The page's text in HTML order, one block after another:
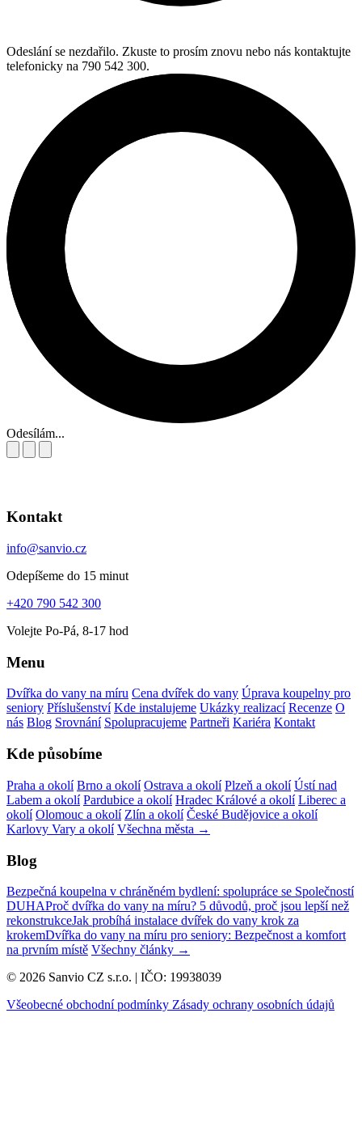
Odeslání se nezdařilo. Zkuste to prosím znovu nebo nás kontaktujte
telefonicky na 790 542 300.
Odesílám...
Kontakt
info@sanvio.cz
Odepíšeme do 15 minut
+420 790 542 300
Volejte Po-Pá, 8-17 hod
Menu
Dvířka do vany na míru Cena dvířek do vany Úprava koupelny pro
seniory Příslušenství Kde instalujeme Ukázky realizací Recenze O
nás Blog Srovnání Spolupracujeme Partneři Kariéra Kontakt
Kde působíme
Praha a okolí Brno a okolí Ostrava a okolí Plzeň a okolí Ústí nad
Labem a okolí Pardubice a okolí Hradec Králové a okolí Liberec a
okolí Olomouc a okolí Zlín a okolí České Budějovice a okolí
Karlovy Vary a okolí Všechna města →
Blog
Bezpečná koupelna v chráněném bydlení: spolupráce se Společností
DUHAProč dvířka do vany na míru? 5 důvodů, proč jsou lepší než
rekonstrukceJak probíhá instalace dvířek do vany krok za
krokemDvířka do vany na míru pro seniory: Bezpečnost a komfort
na prvním místě Všechny články →
© 2026 Sanvio CZ s.r.o. | IČO: 19938039
Všeobecné obchodní podmínky Zásady ochrany osobních údajů